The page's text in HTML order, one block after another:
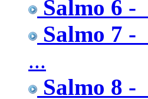
Salmo 6 -
Salmo 7 -
...
Salmo 8 -